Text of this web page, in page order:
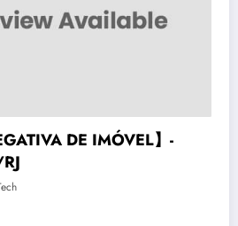
O lado oculto do